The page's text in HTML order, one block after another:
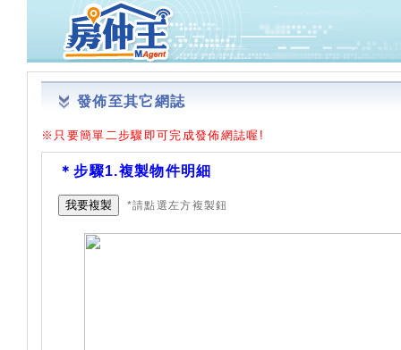
發佈至其它網誌
※只要簡單二步驟即可完成發佈網誌喔!
＊步驟1.複製物件明細
我要複製 *請點選左方複製鈕